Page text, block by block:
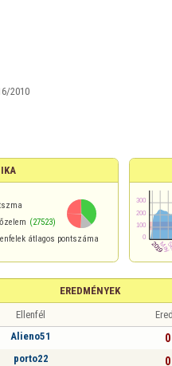
2010
(27523)
átlagos pontszáma
EREDMÉNYEK
Ellenfél
Alieno51
porto22